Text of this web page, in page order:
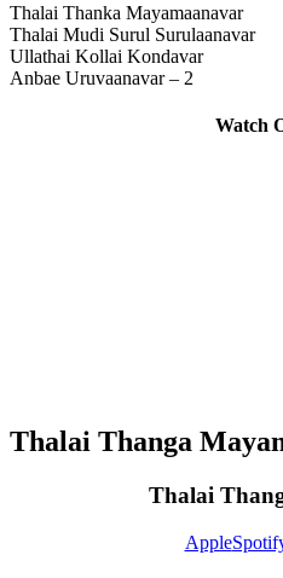
Thalai Thanka Mayamaanavar
Thalai Mudi Surul Surulaanavar
Ullathai Kollai Kondavar
Anbae Uruvaanavar – 2
Watch
Thalai Thanga
Thalai
Apple